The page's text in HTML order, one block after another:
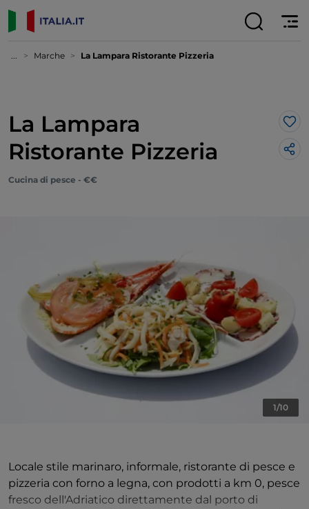
... Marche La Lampara Ristorante Pizzeria
La Lampara
Ristorante Pizzeria
Cucina di pesce - €€
1/10
Locale stile marinaro, informale, ristorante di pesce e
pizzeria con forno a legna, con prodotti a km 0, pesce
fresco dell'Adriatico direttamente dal porto di